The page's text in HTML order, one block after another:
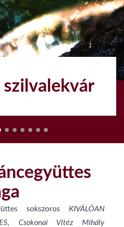
szilvalekvár
sokszoros KIVÁLÓAN
, Csokonai Vitéz Mihály